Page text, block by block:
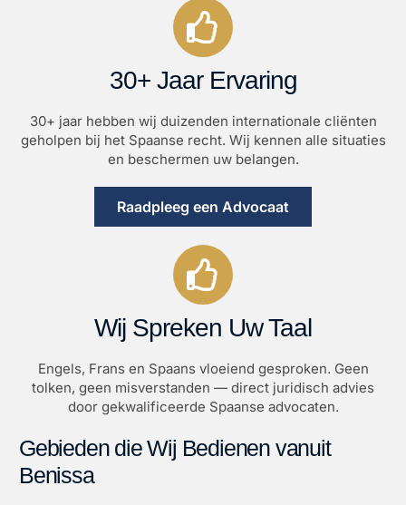
30+ Jaar Ervaring
30+ jaar hebben wij duizenden internationale cliënten
geholpen bij het Spaanse recht. Wij kennen alle situaties
en beschermen uw belangen.
Raadpleeg een Advocaat
Wij Spreken Uw Taal
Engels, Frans en Spaans vloeiend gesproken. Geen
tolken, geen misverstanden — direct juridisch advies
door gekwalificeerde Spaanse advocaten.
Gebieden die Wij Bedienen vanuit
Benissa